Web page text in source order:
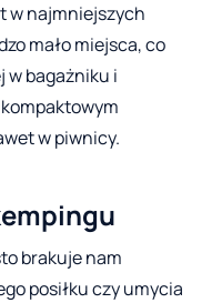
w najmniejszych
mało miejsca, co
w bagażniku i
w piwnicy.
brakuje nam
posiłku czy umycia